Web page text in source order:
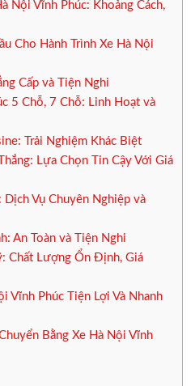
Nội Vĩnh Phúc: Khoảng Cách,
Cho Hành Trình Xe Hà Nội
Cấp và Tiện Nghi
5 Chỗ, 7 Chỗ: Linh Hoạt và
Trải Nghiệm Khác Biệt
Lựa Chọn Tin Cậy Với Giá
Dịch Vụ Chuyên Nghiệp và
An Toàn và Tiện Nghi
Chất Lượng Ổn Định, Giá
Vĩnh Phúc Tiện Lợi Và Nhanh
Bằng Xe Hà Nội Vĩnh